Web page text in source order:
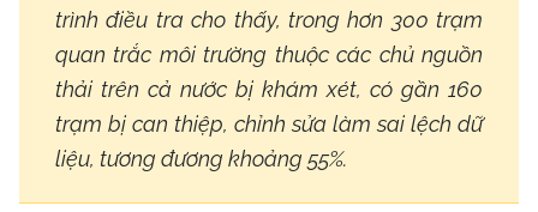
trình điều tra cho thấy, trong hơn 300 trạm
quan trắc môi trường thuộc các chủ nguồn
thải trên cả nước bị khám xét, có gần 160
trạm bị can thiệp, chỉnh sửa làm sai lệch dữ
liệu, tương đương khoảng 55%.